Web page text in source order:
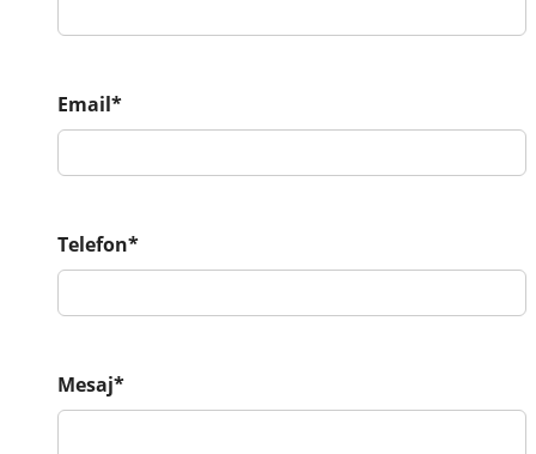
Email*
Telefon*
Mesaj*